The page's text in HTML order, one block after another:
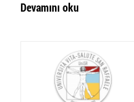
Devamını oku